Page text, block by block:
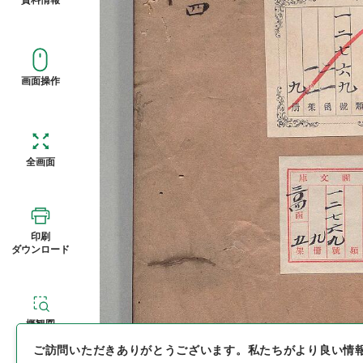
画面操作
全画面
印刷
ダウンロード
概観図
ご訪問いただきありがとうございます。 私たちがより良い情